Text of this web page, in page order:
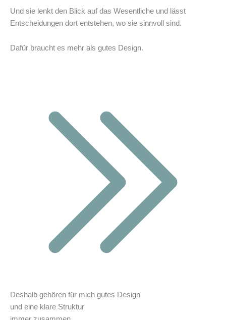
Und sie lenkt den Blick auf das Wesentliche und lässt
Entscheidungen dort entstehen, wo sie sinnvoll sind.
Dafür braucht es mehr als gutes Design.
Deshalb gehören für mich gutes Design
und eine klare Struktur